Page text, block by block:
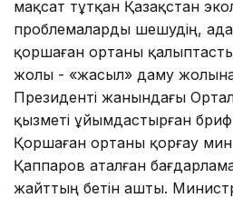
мақсат тұтқан Қазақстан
проблемаларды шешудің,
қоршаған ортаны
жолы - «жа­сыл» даму
Президенті жанындағы
қызметі ұйымдастырған
Қоршаған ортаны қорғау
Қаппаров аталған
жайттың бетін ашты.